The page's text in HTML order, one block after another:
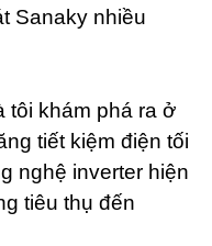
Sanaky nhiều
tôi khám phá ra ở
tiết kiệm điện tối
nghệ inverter hiện
tiêu thụ đến